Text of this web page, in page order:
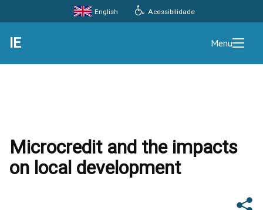
Acessibilidade
English
IE Menu
Microcredit and the impacts
on local development